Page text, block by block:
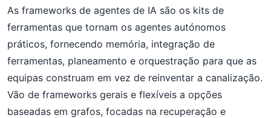
As frameworks de agentes de IA são os kits de
ferramentas que tornam os agentes autónomos
práticos, fornecendo memória, integração de
ferramentas, planeamento e orquestração para que as
equipas construam em vez de reinventar a canalização.
Vão de frameworks gerais e flexíveis a opções
baseadas em grafos, focadas na recuperação e